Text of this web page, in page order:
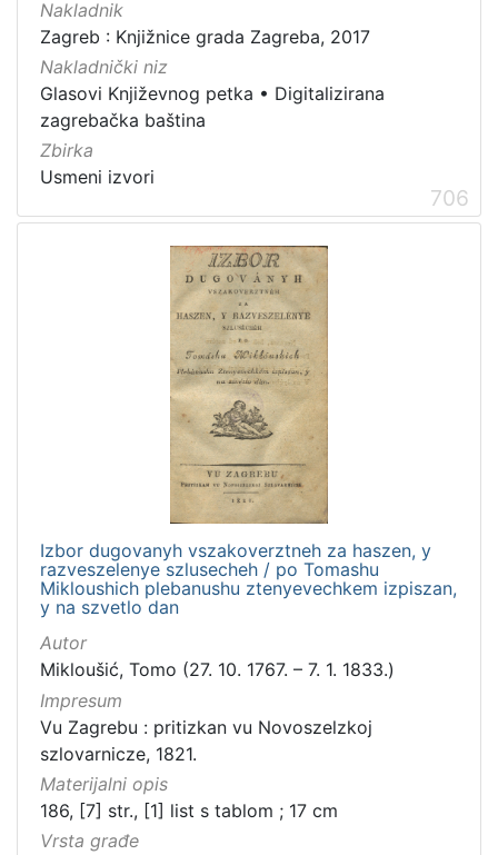
Nakladnik
Zagreb : Knjižnice grada Zagreba, 2017
Nakladnički niz
Glasovi Književnog petka • Digitalizirana
zagrebačka baština
Zbirka
Usmeni izvori
706
Izbor dugovanyh vszakoverztneh za haszen, y
razveszelenye szlusecheh / po Tomashu
Mikloushich plebanushu ztenyevechkem izpiszan,
y na szvetlo dan
Autor
Mikloušić, Tomo (27. 10. 1767. – 7. 1. 1833.)
Impresum
Vu Zagrebu : pritizkan vu Novoszelzkoj
szlovarnicze, 1821.
Materijalni opis
186, [7] str., [1] list s tablom ; 17 cm
Vrsta građe